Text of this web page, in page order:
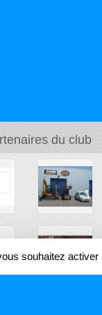
du club
souhaitez activer